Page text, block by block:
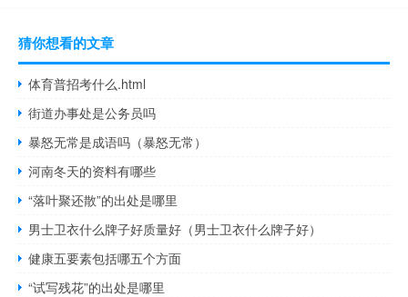
猜你想看的文章
体育普招考什么.html
街道办事处是公务员吗
暴怒无常是成语吗（暴怒无常）
河南冬天的资料有哪些
“落叶聚还散”的出处是哪里
男士卫衣什么牌子好质量好（男士卫衣什么牌子好）
健康五要素包括哪五个方面
“试写残花”的出处是哪里